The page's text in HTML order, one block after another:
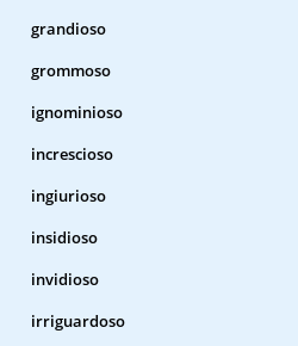
grandioso
grommoso
ignominioso
increscioso
ingiurioso
insidioso
invidioso
irriguardoso